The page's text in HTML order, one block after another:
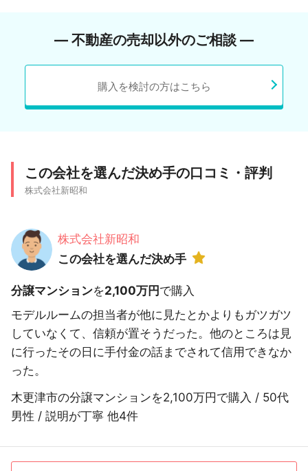
― 不動産の売却以外のご相談 ―
購入を検討の方はこちら
この会社を選んだ決め手の口コミ・評判
株式会社新昭和
株式会社新昭和
この会社を選んだ決め手
分譲マンションを2,100万円で購入
モデルルームの担当者が他に見たとかよりもガツガツ
していなくて、信頼が置そうだった。他のところは見
に行ったその日に手付金の話までされて信用できなか
った。
木更津市の分譲マンションを2,100万円で購入 / 50代
男性 / 説明が丁寧 他4件